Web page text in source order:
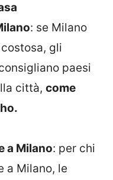
: se Milano
gli
paesi
città, come
a Milano: per chi
a Milano, le